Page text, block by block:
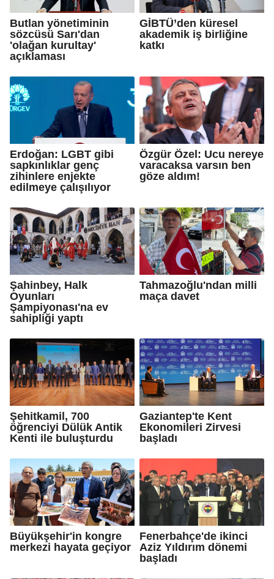
Butlan yönetiminin
sözcüsü Sarı'dan
'olağan kurultay'
açıklaması
GİBTÜ’den küresel
akademik iş birliğine
katkı
Erdoğan: LGBT gibi
sapkınlıklar genç
zihinlere enjekte
edilmeye çalışılıyor
Özgür Özel: Ucu nereye
varacaksa varsın ben
göze aldım!
Şahinbey, Halk
Oyunları
Şampiyonası'na ev
sahipliği yaptı
Tahmazoğlu'ndan milli
maça davet
Şehitkamil, 700
öğrenciyi Dülük Antik
Kenti ile buluşturdu
Gaziantep'te Kent
Ekonomileri Zirvesi
başladı
Büyükşehir'in kongre
merkezi hayata geçiyor
Fenerbahçe'de ikinci
Aziz Yıldırım dönemi
başladı